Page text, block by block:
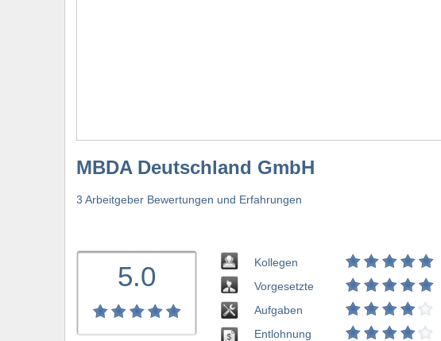
MBDA Deutschland GmbH
3 Arbeitgeber Bewertungen und Erfahrungen
5.0
Kollegen
Vorgesetzte
Aufgaben
Entlohnung